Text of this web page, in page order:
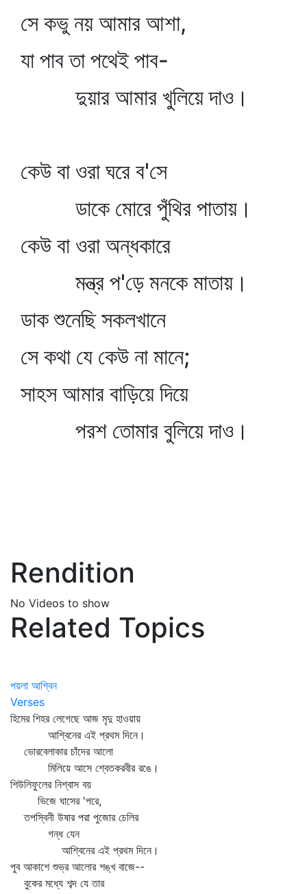
সে কভু নয় আমার আশা,
যা পাব তা পথেই পাব-
দুয়ার আমার খুলিয়ে দাও।
কেউ বা ওরা ঘরে ব'সে
ডাকে মোরে পুঁথির পাতায়।
কেউ বা ওরা অন্ধকারে
মন্ত্র প'ড়ে মনকে মাতায়।
ডাক শুনেছি সকলখানে
সে কথা যে কেউ না মানে;
সাহস আমার বাড়িয়ে দিয়ে
পরশ তোমার বুলিয়ে দাও।
Rendition
No Videos to show
Related Topics
পয়লা আশ্বিন
Verses
হিমের শিহর লেগেছে আজ মৃদু হাওয়ায়
আশ্বিনের এই প্রথম দিনে।
ভোরবেলাকার চাঁদের আলো
মিলিয়ে আসে শ্বেতকরবীর রঙে।
শিউলিফুলের নিশ্বাস বয়
ভিজে ঘাসের 'পরে,
তপস্বিনী উষার পরা পুজোর চেলির
গন্ধ যেন
আশ্বিনের এই প্রথম দিনে।
পুব আকাশে শুভ্র আলোর শঙ্খ বাজে--
বুকের মধ্যে শব্দ যে তার